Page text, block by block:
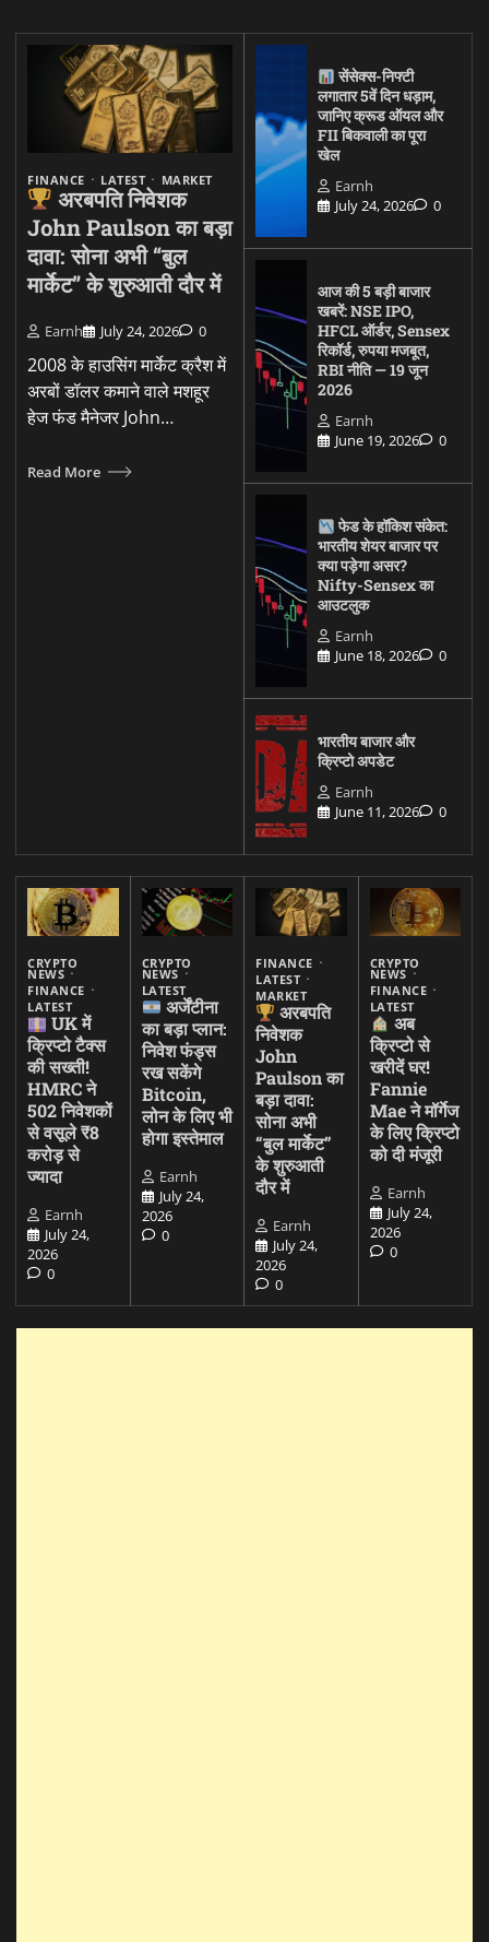
FINANCE LATEST MARKET
अरबपति निवेशक
John Paulson का बड़ा
दावा: सोना अभी “बुल
मार्केट” के शुरुआती दौर में
Earnh July 24, 2026 0
2008 के हाउसिंग मार्केट क्रैश में
अरबों डॉलर कमाने वाले मशहूर
हेज फंड मैनेजर John…
Read More
सेंसेक्स-निफ्टी
लगातार 5वें दिन धड़ाम,
जानिए क्रूड ऑयल और
FII बिकवाली का पूरा
खेल
Earnh
July 24, 2026
0
आज की 5 बड़ी बाजार
खबरें: NSE IPO,
HFCL ऑर्डर, Sensex
रिकॉर्ड, रुपया मजबूत,
RBI नीति — 19 जून
2026
Earnh
June 19, 2026
0
फेड के हॉकिश संकेत:
भारतीय शेयर बाजार पर
क्या पड़ेगा असर?
Nifty-Sensex का
आउटलुक
Earnh
June 18, 2026
0
भारतीय बाजार और
क्रिप्टो अपडेट
Earnh
June 11, 2026
0
CRYPTO
NEWS
FINANCE
LATEST
UK में
क्रिप्टो टैक्स
की सख्ती!
HMRC ने
502 निवेशकों
से वसूले ₹8
करोड़ से
ज्यादा
Earnh
July 24,
2026
0
CRYPTO
NEWS
LATEST
अर्जेंटीना
का बड़ा प्लान:
निवेश फंड्स
रख सकेंगे
Bitcoin,
लोन के लिए भी
होगा इस्तेमाल
Earnh
July 24,
2026
0
FINANCE
LATEST
MARKET
अरबपति
निवेशक
John
Paulson का
बड़ा दावा:
सोना अभी
“बुल मार्केट”
के शुरुआती
दौर में
Earnh
July 24,
2026
0
CRYPTO
NEWS
FINANCE
LATEST
अब
क्रिप्टो से
खरीदें घर!
Fannie
Mae ने मॉर्गेज
के लिए क्रिप्टो
को दी मंजूरी
Earnh
July 24,
2026
0